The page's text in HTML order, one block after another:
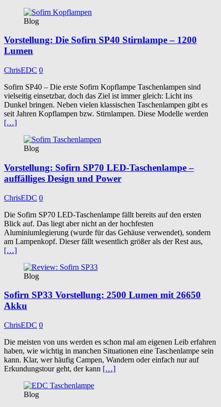
Blog
Vorstellung: Die Sofirn SP40 Stirnlampe – 1200
Lumen
ChrisEDC 0
Sofirn SP40 – Die erste Sofirn Kopflampe Taschenlampen sind
vielseitig einsetzbar, doch das Ziel ist immer gleich: Licht ins
Dunkel bringen. Neben vielen klassischen Taschenlampen gibt es
seit Jahren Kopflampen bzw. Stirnlampen. Diese Modelle werden
[…]
Blog
Vorstellung: Sofirn SP70 LED-Taschenlampe –
auffälliges Design und Power
ChrisEDC 0
Die Sofirn SP70 LED-Taschenlampe fällt bereits auf den ersten
Blick auf. Das liegt aber nicht an der hochfesten
Aluminiumlegierung (wurde für das Gehäuse verwendet), sondern
am Lampenkopf. Dieser fällt wesentlich größer als der Rest aus,
[…]
Blog
Sofirn SP33 Vorstellung: 2500 Lumen mit 26650
Akku
ChrisEDC 0
Die meisten von uns werden es schon mal am eigenen Leib erfahren
haben, wie wichtig in manchen Situationen eine Taschenlampe sein
kann. Klar, wer häufig Campen, Wandern oder einfach nur auf
Erkundungstour geht, der kann […]
Blog